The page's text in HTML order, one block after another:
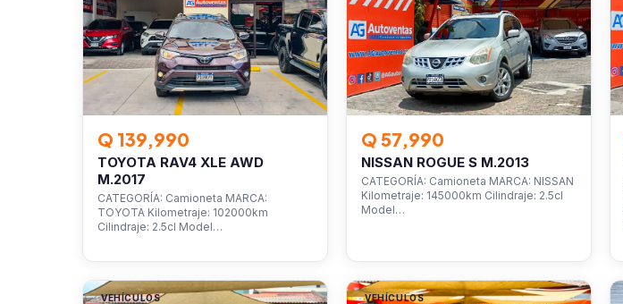
Q 139,990
TOYOTA RAV4 XLE AWD
M.2017
CATEGORÍA: Camioneta MARCA:
TOYOTA Kilometraje: 102000km
Cilindraje: 2.5cl Model…
Q 57,990
NISSAN ROGUE S M.2013
CATEGORÍA: Camioneta MARCA: NISSAN
Kilometraje: 145000km Cilindraje: 2.5cl
Model…
VEHÍCULOS VEHÍCULOS